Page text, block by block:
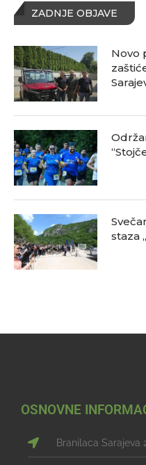
ZADNJE OBJAVE
Novo
staza
OSNOVNE
Branilaca Sarajeva